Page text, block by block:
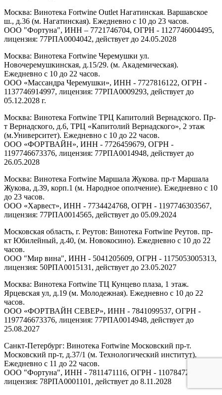
Москва: Винотека Fortwine Outlet Нагатинская. Варшавское
ш., д.36 (м. Нагатинская). Ежедневно с 10 до 23 часов.
ООО "Фортуна", ИНН – 7721746704, ОГРН - 1127746004495,
лицензия: 77РПА0004042, действует до 24.05.2028
Москва: Винотека Fortwine Черемушки ул.
Новочеремушкинская, д.15/29. (м. Академическая).
Ежедневно с 10 до 22 часов.
ООО «Массандра Черемушки», ИНН - 7727816122, ОГРН -
1137746914997, лицензия: 77РПА0009293, действует до
05.12.2028 г.
Москва: Винотека Fortwine ТРЦ Капитолий Вернадского. Пр-
т Вернадского, д.6, ТРЦ «Капитолий Вернадского», 2 этаж
(м.Университет). Ежедневно с 10 до 22 часов.
ООО «ФОРТВАЙН», ИНН - 7726459679, ОГРН -
1197746673376, лицензия: 77РПА0014948, действует до
26.05.2028
Москва: Винотека Fortwine Маршала Жукова. пр-т Маршала
Жукова, д.39, корп.1 (м. Народное ополчение). Ежедневно с 10
до 23 часов.
ООО «Харвест», ИНН - 7734424768, ОГРН - 1197746303567,
лицензия: 77РПА0014565, действует до 05.09.2024
Московская область, г. Реутов: Винотека Fortwine Реутов. пр-
кт Юбилейный, д.40, (м. Новокосино). Ежедневно с 10 до 22
часов.
ООО "Мир вина", ИНН - 5041205609, ОГРН - 1175053005313,
лицензия: 50РПА0015131, действует до 23.05.2027
Москва: Винотека Fortwine ТЦ Кунцево плаза, 1 этаж.
Ярцевская ул, д.19 (м. Молодежная). Ежедневно с 10 до 22
часов.
ООО «ФОРТВАЙН СЕВЕР», ИНН - 7841099537, ОГРН -
1197746673376, лицензия: 77РПА0014948, действует до
25.08.2027
Санкт-Петербург: Винотека Fortwine Московский пр-т.
Московский пр-т, д.37/1 (м. Технологический институт).
Ежедневно с 11 до 22 часов.
ООО "Фортуна", ИНН - 7811471116, ОГРН - 1107847277438,
лицензия: 78РПА0001101, действует до 8.11.2028